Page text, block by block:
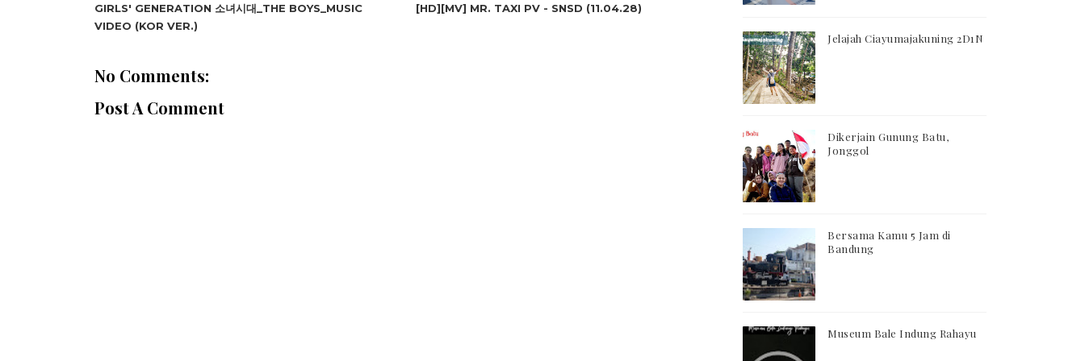
GIRLS' GENERATION 소녀시대_THE BOYS_MUSIC
VIDEO (KOR VER.)
[HD][MV] MR. TAXI PV - SNSD (11.04.28)
No Comments:
Post A Comment
Jelajah Ciayumajakuning 2D1N
Dikerjain Gunung Batu,
Jonggol
Bersama Kamu 5 Jam di
Bandung
Museum Bale Indung Rahayu